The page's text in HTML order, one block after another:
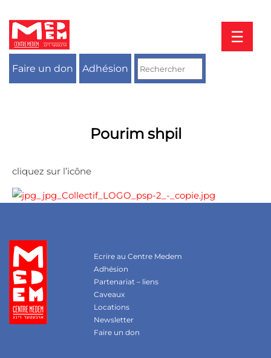
contenu
☰
Faire un don Adhésion
Pourim shpil
cliquez sur l’icône
Ecrire au Centre Medem
Adhésion
Partenariat – liens
Caveaux
Locations
Newsletter
Faire un don